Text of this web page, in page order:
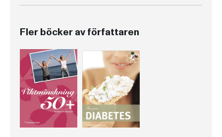
Fler böcker av författaren